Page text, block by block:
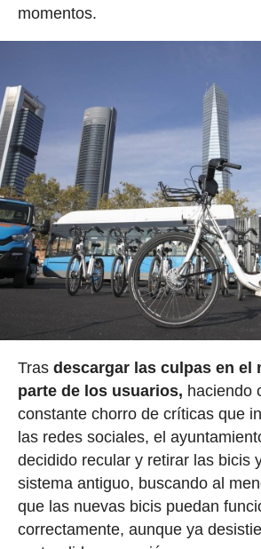
momentos.
Tras descargar las culpas en el
parte de los usuarios, haciendo
constante chorro de críticas que
las redes sociales, el
decidido recular y retirar las bicis
sistema antiguo, buscando al
que las nuevas bicis puedan
correctamente, aunque ya